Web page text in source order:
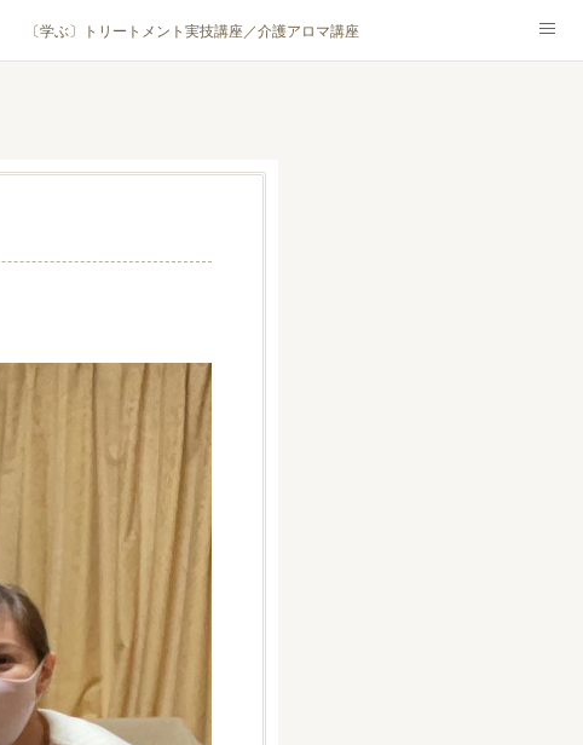
〔学ぶ〕トリートメント実技講座／介護アロマ講座